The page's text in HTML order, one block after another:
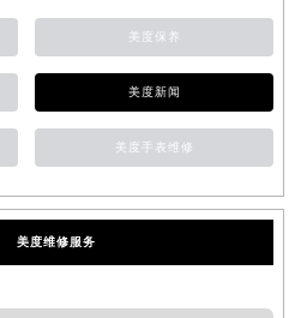
美度保养
美度新闻
美度手表维修
美度维修服务